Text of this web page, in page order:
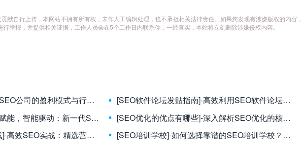
献自行上传，本网站不拥有所有权，未作人工编辑处理，也不承担相关法律责任。如果您发现有涉嫌版权的内容，
行举报，并提供相关证据，工作人员会在5个工作日内联系你，一经查实，本站将立刻删除涉嫌侵权内容。
[SEO公司赚钱吗]-揭秘SEO公司的盈利模式与行业真相
[SEO软件论坛发贴指南]-高效利用SEO软件论坛发帖，驱动精准流量与优质外链的实战策略
[SEO云优化工具]-云端赋能，智能驱动：新一代SEO云优化工具全面解析与实战指南
[SEO优化的优点有哪些]-深入解析SEO优化的核心优势与长期价值
[SEO营销优化软件下载]-高效SEO实战：精选营销优化软件下载指南与深度解析
[SEO培训学校]-如何选择靠谱的SEO培训学校？从入门到精通的避坑指南